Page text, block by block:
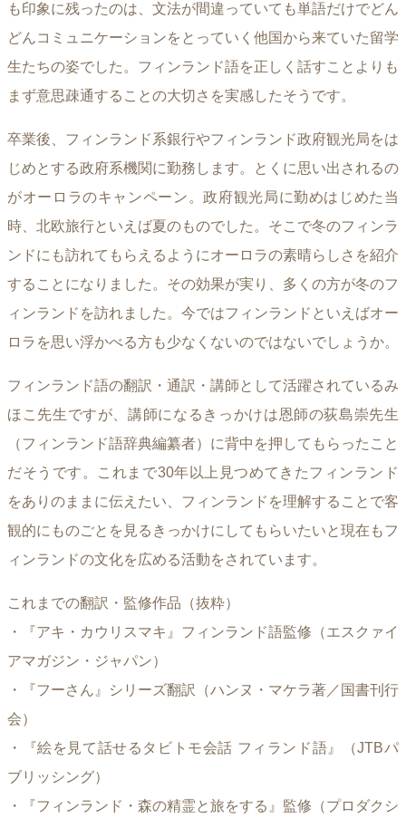
も印象に残ったのは、文法が間違っていても単語だけでどん
どんコミュニケーションをとっていく他国から来ていた留学
生たちの姿でした。フィンランド語を正しく話すことよりも
まず意思疎通することの大切さを実感したそうです。
卒業後、フィンランド系銀行やフィンランド政府観光局をは
じめとする政府系機関に勤務します。とくに思い出されるの
がオーロラのキャンペーン。政府観光局に勤めはじめた当
時、北欧旅行といえば夏のものでした。そこで冬のフィンラ
ンドにも訪れてもらえるようにオーロラの素晴らしさを紹介
することになりました。その効果が実り、多くの方が冬のフ
ィンランドを訪れました。今ではフィンランドといえばオー
ロラを思い浮かべる方も少なくないのではないでしょうか。
フィンランド語の翻訳・通訳・講師として活躍されているみ
ほこ先生ですが、講師になるきっかけは恩師の荻島崇先生
（フィンランド語辞典編纂者）に背中を押してもらったこと
だそうです。これまで30年以上見つめてきたフィンランド
をありのままに伝えたい、フィンランドを理解することで客
観的にものごとを見るきっかけにしてもらいたいと現在もフ
ィンランドの文化を広める活動をされています。
これまでの翻訳・監修作品（抜粋）
・『アキ・カウリスマキ』フィンランド語監修（エスクァイ
アマガジン・ジャパン）
・『フーさん』シリーズ翻訳（ハンヌ・マケラ著／国書刊行
会）
・『絵を見て話せるタビトモ会話 フィランド語』（JTBパ
ブリッシング）
・『フィンランド・森の精霊と旅をする』監修（プロダクシ